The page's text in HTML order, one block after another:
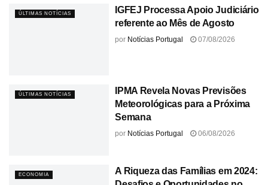
ÚLTIMAS NOTÍCIAS
IGFEJ Processa Apoio Judiciário
referente ao Mês de Agosto
por Notícias Portugal 07/08/2026
ÚLTIMAS NOTÍCIAS
IPMA Revela Novas Previsões
Meteorológicas para a Próxima
Semana
por Notícias Portugal 06/08/2026
ECONOMIA
A Riqueza das Famílias em 2024: